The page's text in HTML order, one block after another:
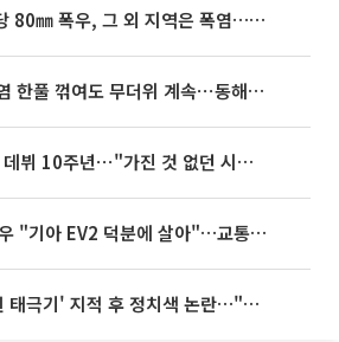
동해안은 시간당 80㎜ 폭우, 그 외 지역은 폭염…‘극과 극 날씨’
[내일 날씨] 폭염 한풀 꺾여도 무더위 계속⋯동해안 이틀 연속 비
임영웅, 어느덧 데뷔 10주년⋯"가진 것 없던 시절, 내 앞엔 20명의 팬뿐"
'굿 윌 헌팅' 배우 "기아 EV2 덕분에 살아"…교통사고 후 안전성 극찬
김희철, '뒤집힌 태극기' 지적 후 정치색 논란…"좌우 떠나 우리나라 국기"